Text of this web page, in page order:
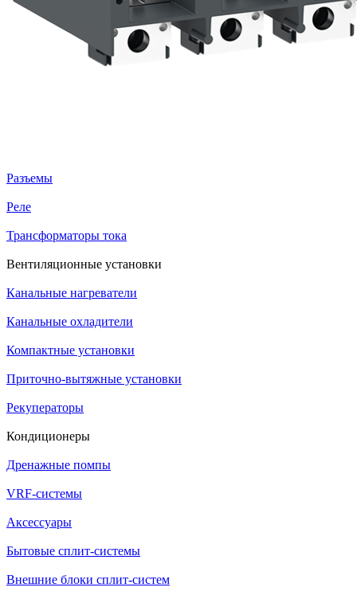
Разъемы
Реле
Трансформаторы тока
Вентиляционные установки
Канальные нагреватели
Канальные охладители
Компактные установки
Приточно-вытяжные установки
Рекуператоры
Кондиционеры
Дренажные помпы
VRF-системы
Аксессуары
Бытовые сплит-системы
Внешние блоки сплит-систем